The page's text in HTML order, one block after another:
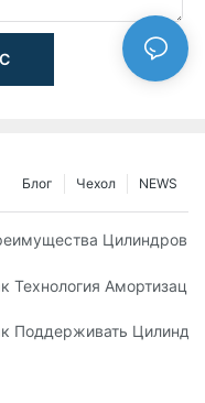
NEWS
Чехол
Блог
& ОбщиеЦилиндров
Технология
Основные
Поддерживать Цилиндр